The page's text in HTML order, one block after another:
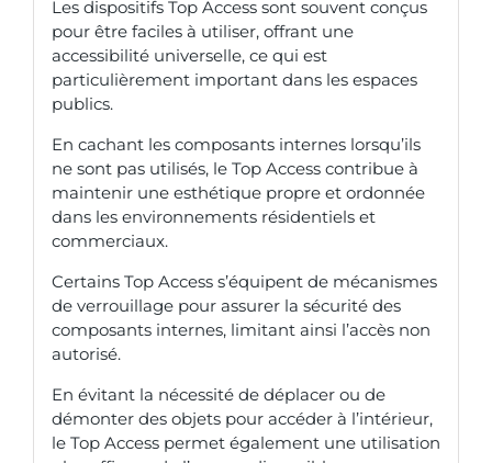
Les dispositifs Top Access sont souvent conçus
pour être faciles à utiliser, offrant une
accessibilité universelle, ce qui est
particulièrement important dans les espaces
publics.
En cachant les composants internes lorsqu’ils
ne sont pas utilisés, le Top Access contribue à
maintenir une esthétique propre et ordonnée
dans les environnements résidentiels et
commerciaux.
Certains Top Access s’équipent de mécanismes
de verrouillage pour assurer la sécurité des
composants internes, limitant ainsi l’accès non
autorisé.
En évitant la nécessité de déplacer ou de
démonter des objets pour accéder à l’intérieur,
le Top Access permet également une utilisation